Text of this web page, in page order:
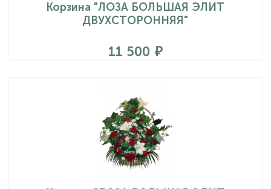
Корзина "ЛОЗА БОЛЬШАЯ ЭЛИТ
ДВУХСТОРОННЯЯ"
11 500